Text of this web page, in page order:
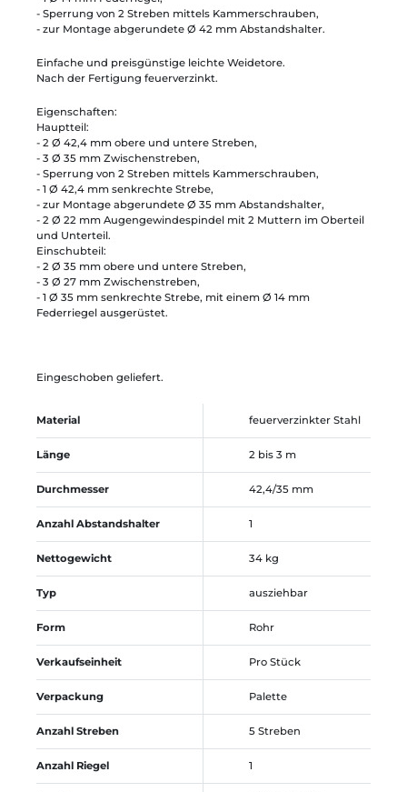
- Sperrung von 2 Streben mittels Kammerschrauben,
- zur Montage abgerundete Ø 42 mm Abstandshalter.
Einfache und preisgünstige leichte Weidetore.
Nach der Fertigung feuerverzinkt.
Eigenschaften:
Hauptteil:
- 2 Ø 42,4 mm obere und untere Streben,
- 3 Ø 35 mm Zwischenstreben,
- Sperrung von 2 Streben mittels Kammerschrauben,
- 1 Ø 42,4 mm senkrechte Strebe,
- zur Montage abgerundete Ø 35 mm Abstandshalter,
- 2 Ø 22 mm Augengewindespindel mit 2 Muttern im Oberteil
und Unterteil.
Einschubteil:
- 2 Ø 35 mm obere und untere Streben,
- 3 Ø 27 mm Zwischenstreben,
- 1 Ø 35 mm senkrechte Strebe, mit einem Ø 14 mm
Federriegel ausgerüstet.
Eingeschoben geliefert.
Material feuerverzinkter Stahl
Länge 2 bis 3 m
Durchmesser 42,4/35 mm
Anzahl Abstandshalter 1
Nettogewicht 34 kg
Typ ausziehbar
Form Rohr
Verkaufseinheit Pro Stück
Verpackung Palette
Anzahl Streben 5 Streben
Anzahl Riegel 1